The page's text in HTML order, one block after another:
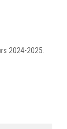
2024-2025.